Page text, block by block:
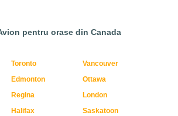
pentru orase din Canada
Toronto
Vancouver
Edmonton
Ottawa
Regina
London
Halifax
Saskatoon